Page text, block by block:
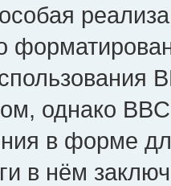
однако
в форме
в нём